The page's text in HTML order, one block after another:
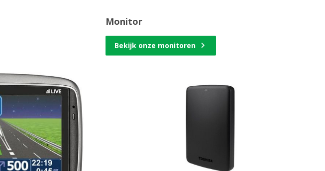
Monitor
Bekijk onze monitoren